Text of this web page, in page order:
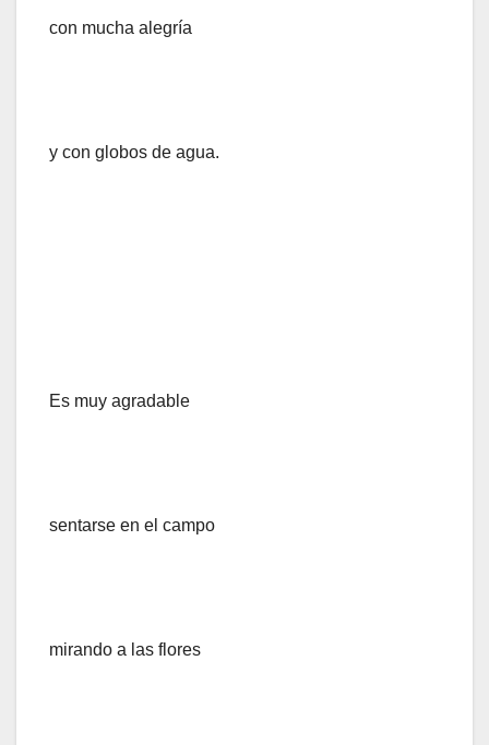
con mucha alegría
y con globos de agua.
Es muy agradable
sentarse en el campo
mirando a las flores